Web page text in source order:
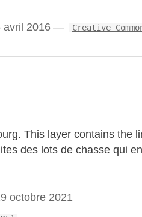
avril 2016 Creative
This layer contains the
des lots de chasse qui
octobre 2021